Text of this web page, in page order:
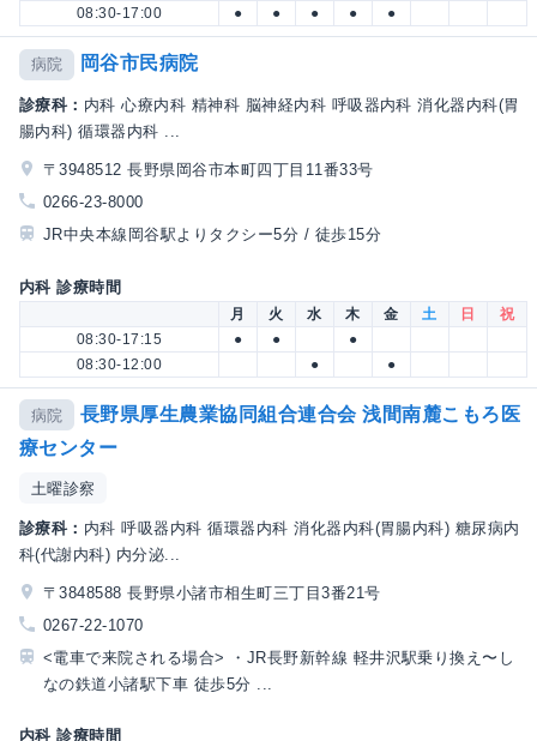
08:30-17:00
● ● ● ● ●
病院 岡谷市民病院
診療科： 内科 心療内科 精神科 脳神経内科 呼吸器内科 消化器内科(胃
腸内科) 循環器内科 ...
〒3948512 長野県岡谷市本町四丁目11番33号
0266-23-8000
JR中央本線岡谷駅よりタクシー5分 / 徒歩15分
内科 診療時間
月 火 水 木 金 土 日
祝
08:30-17:15
● ●
●
08:30-12:00
● ●
病院
長野県厚生農業協同組合連合会 浅間南麓こもろ医
療センター
土曜診察
診療科： 内科 呼吸器内科 循環器内科 消化器内科(胃腸内科) 糖尿病内
科(代謝内科) 内分泌...
〒3848588 長野県小諸市相生町三丁目3番21号
0267-22-1070
<電車で来院される場合> ・JR長野新幹線 軽井沢駅乗り換え〜し
なの鉄道小諸駅下車 徒歩5分 ...
内科 診療時間